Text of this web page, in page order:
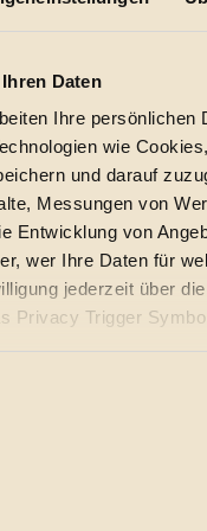
Daten
Ihre persönlichen
wie
und darauf
Messungen von
Entwicklung von
wer Ihre Daten für
jederzeit über
Privacy Trigger
gerne:
nach bestimmten
und bewussten
für Ideen, Menschen
der Branche